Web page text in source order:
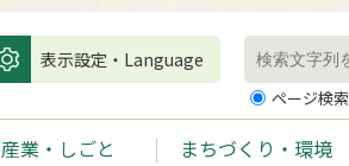
表示設定・Language
ページ検索
産業・しごと まちづくり・環境